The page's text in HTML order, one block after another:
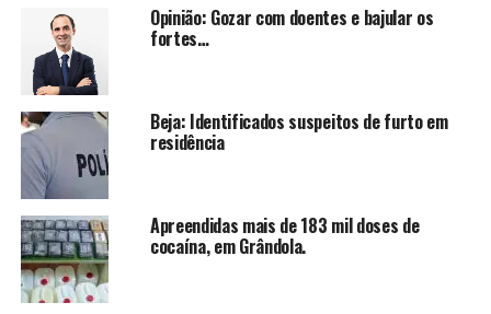
Opinião: Gozar com doentes e bajular os
fortes…
Beja: Identificados suspeitos de furto em
residência
Apreendidas mais de 183 mil doses de
cocaína, em Grândola.